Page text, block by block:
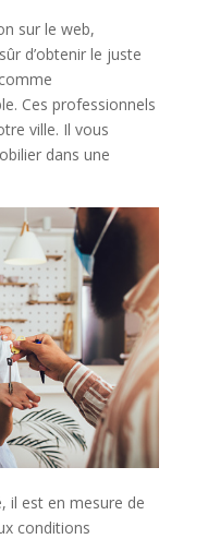
sur le web,
d’obtenir le juste
Ces professionnels
ville. Il vous
dans une
il est en mesure de
conditions